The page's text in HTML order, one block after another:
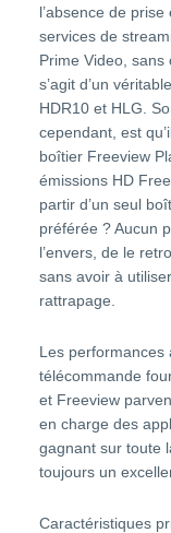
l’absence de
services de
Prime Video, sans
s’agit d’un
HDR10 et HLG.
cependant, est
boîtier Freeview
émissions HD
partir d’un seul
préférée ? Aucun
l’envers, de le
sans avoir à
rattrapage.
Les performances
télécommande
et Freeview
en charge des
gagnant sur toute
toujours un
Caractéristiques